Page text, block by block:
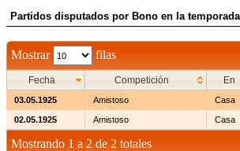
Partidos disputados por Bono en la temporada
Mostrar filas
Fecha Competición En
03.05.1925 Amistoso Casa
02.05.1925 Amistoso Casa
Mostrando 1 a 2 de 2 totales